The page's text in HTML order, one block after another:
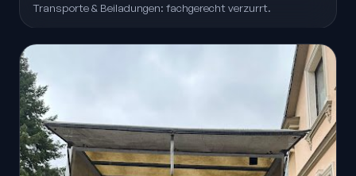
Transporte & Beiladungen: fachgerecht verzurrt.